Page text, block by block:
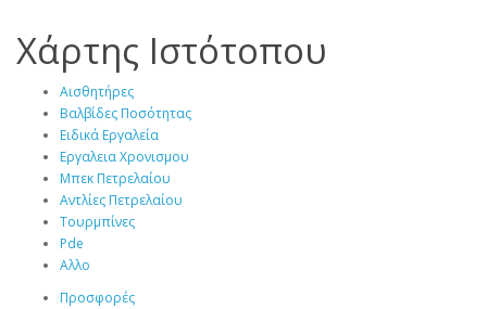
Χάρτης Ιστότοπου
Αισθητήρες
Βαλβίδες Ποσότητας
Ειδικά Εργαλεία
Εργαλεια Χρονισμου
Μπεκ Πετρελαίου
Αντλίες Πετρελαίου
Τουρμπίνες
Pde
Αλλο
Προσφορές